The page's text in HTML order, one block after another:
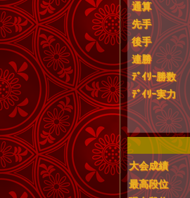
通算
先手
後手
連勝
ﾃﾞｲﾘｰ勝数
ﾃﾞｲﾘｰ実力
大会成績
最高段位